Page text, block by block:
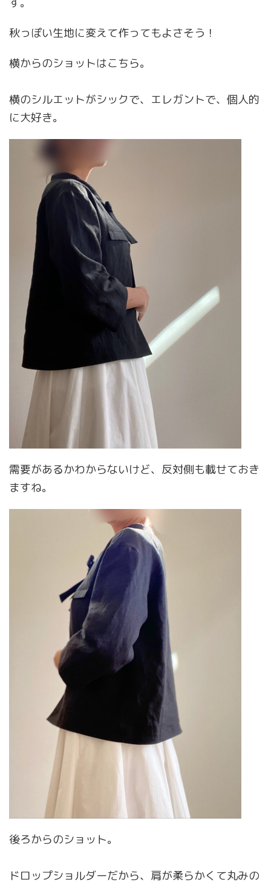
秋っぽい生地に変えて作ってもよさそう！
横からのショットはこちら。
横のシルエットがシックで、エレガントで、個人的
に大好き。
需要があるかわからないけど、反対側も載せておき
ますね。
後ろからのショット。
ドロップショルダーだから、肩が柔らかくて丸みの